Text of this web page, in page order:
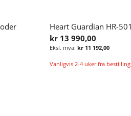
Legg i handlekurv
kr 13 990,00
kr 11 192,00
Vanligvis 2-4 uker fra bestilling